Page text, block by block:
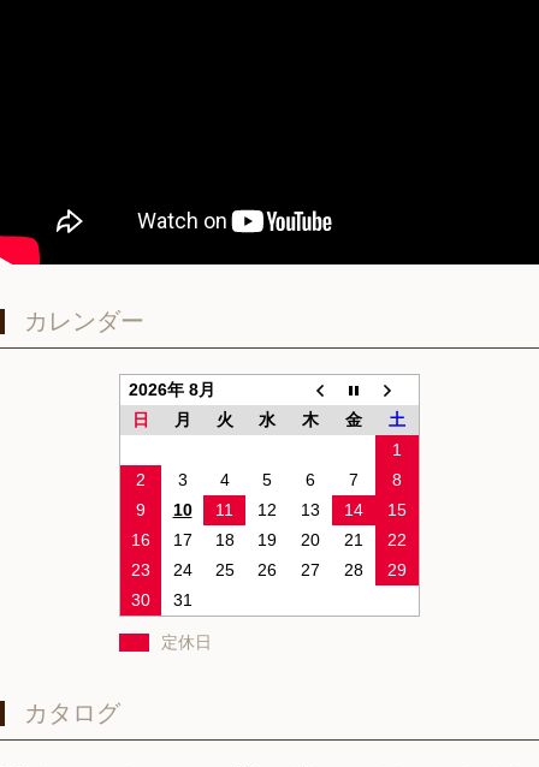
カレンダー
2026年 8月
日
月 火 水 木 金
土
1
2
3 4 5 6 7
8
9
10 11 12 13 14
15
16
17 18 19 20 21
22
23
24 25 26 27 28
29
30
31
定休日
カタログ